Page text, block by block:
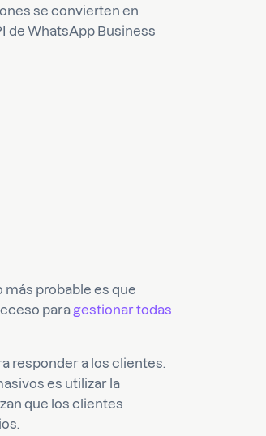
se convierten en
de WhatsApp Business
más probable es que
para gestionar todas
responder a los clientes.
es utilizar la
que los clientes